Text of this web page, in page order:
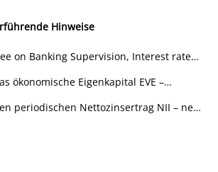
Hinweise
on Banking Supervision, Interest rate
ökonomische Eigenkapital EVE –
periodischen Nettozinsertrag NII – net